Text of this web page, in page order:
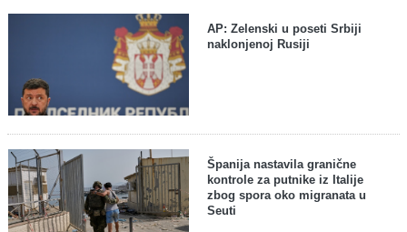
AP: Zelenski u poseti Srbiji
naklonjenoj Rusiji
Španija nastavila granične
kontrole za putnike iz Italije
zbog spora oko migranata u
Seuti